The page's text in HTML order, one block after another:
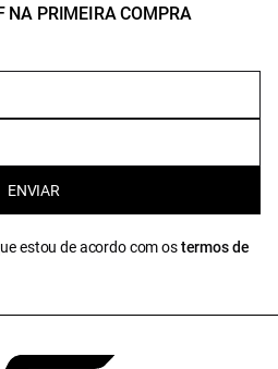
NA PRIMEIRA COMPRA
ENVIAR
estou de acordo com ostermos de